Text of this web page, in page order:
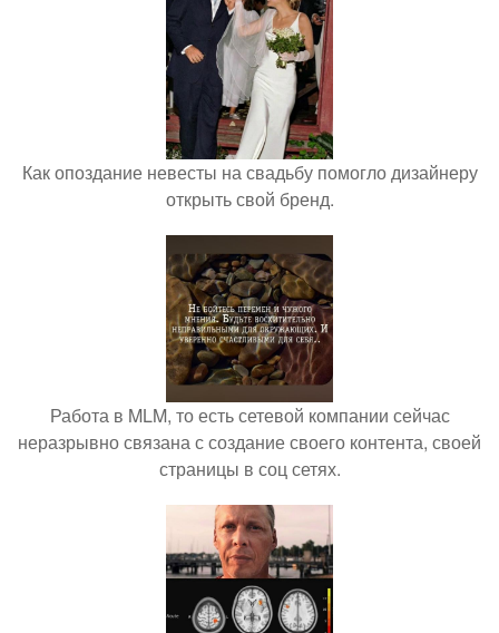
Как опоздание невесты на свадьбу помогло дизайнеру
открыть свой бренд.
Работа в MLM, то есть сетевой компании сейчас
неразрывно связана с создание своего контента, своей
страницы в соц сетях.